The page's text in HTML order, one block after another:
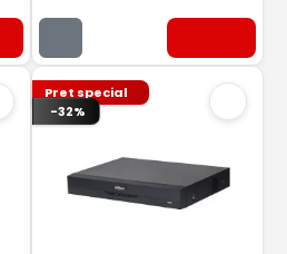
Pret special
-32%